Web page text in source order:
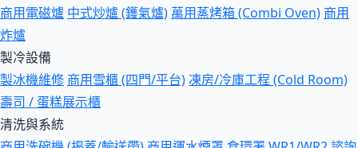
商用電磁爐 中式炒爐 (鑊氣爐) 萬用蒸烤箱 (Combi Oven) 商用
炸爐
製冷設備
製冰機維修 商用雪櫃 (四門/平台)凍房/冷庫工程 (Cold Room)
壽司 / 蛋糕展示櫃
清洗與系統